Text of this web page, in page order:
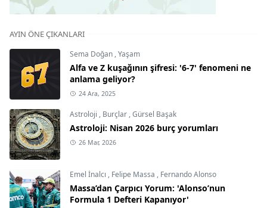
AYIN ÖNE ÇIKANLARI
Sema Doğan ,Yaşam
Alfa ve Z kuşağının şifresi: '6-7' fenomeni ne
anlama geliyor?
24 Ara, 2025
Astroloji , Burçlar ,Gürsel Başak
Astroloji: Nisan 2026 burç yorumları
26 Mar, 2026
Emel İnalcı , Felipe Massa , Fernando Alonso
Massa’dan Çarpıcı Yorum: 'Alonso’nun
Formula 1 Defteri Kapanıyor'